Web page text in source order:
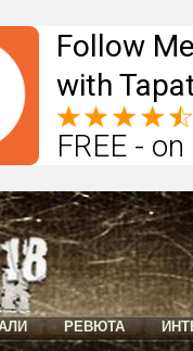
Follow
with
FREE -
РЕВЮТА